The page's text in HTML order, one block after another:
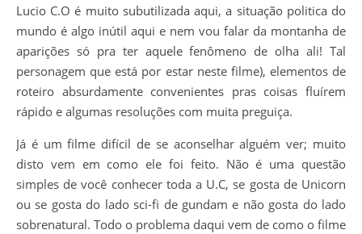
Lucio C.O é muito subutilizada aqui, a situação politica do
mundo é algo inútil aqui e nem vou falar da montanha de
aparições só pra ter aquele fenômeno de olha ali! Tal
personagem que está por estar neste filme), elementos de
roteiro absurdamente convenientes pras coisas fluírem
rápido e algumas resoluções com muita preguiça.
Já é um filme difícil de se aconselhar alguém ver; muito
disto vem em como ele foi feito. Não é uma questão
simples de você conhecer toda a U.C, se gosta de Unicorn
ou se gosta do lado sci-fi de gundam e não gosta do lado
sobrenatural. Todo o problema daqui vem de como o filme